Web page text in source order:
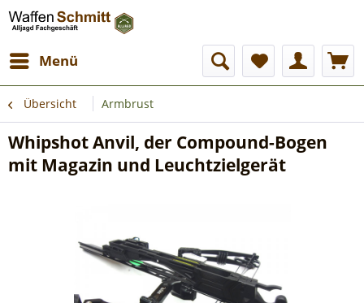
Menü
Übersicht Armbrust
Whipshot Anvil, der Compound-Bogen
mit Magazin und Leuchtzielgerät